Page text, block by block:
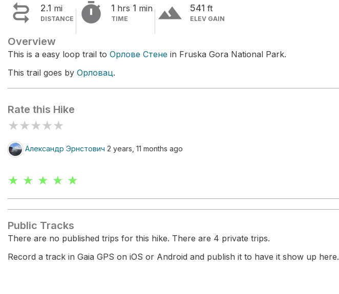
 2.1 mi
DISTANCE  1 hrs 1 min
TIME terrain 541 ft
ELEV GAIN
Overview
This is a easy loop trail to Орлове Стене in Fruska Gora National Park.
This trail goes by Орловац.
Rate this Hike
★★★★★
Александр Эрнстович 2 years, 11 months ago
★ ★ ★ ★ ★
Public Tracks
There are no published trips for this hike. There are 4 private trips.
Record a track in Gaia GPS on iOS or Android and publish it to have it show up here.